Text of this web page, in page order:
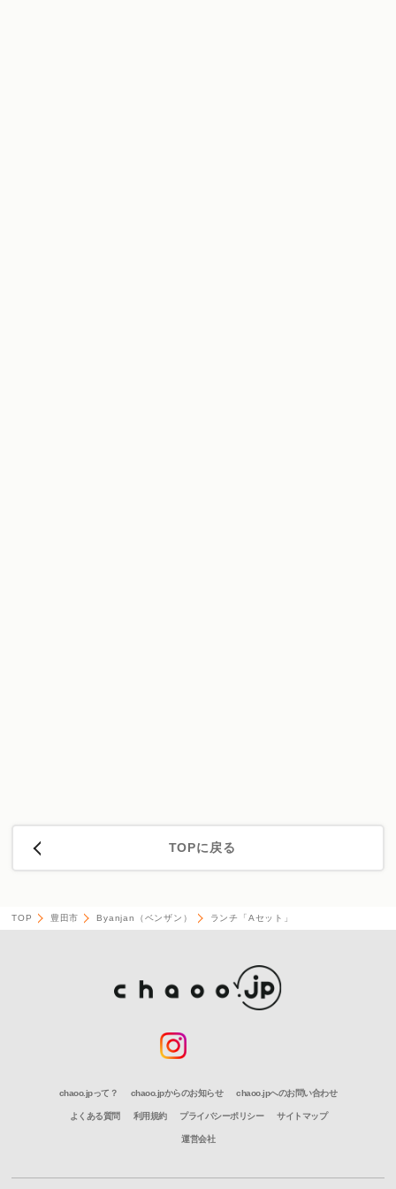
TOPに戻る
TOP 豊田市 Byanjan（ベンザン） ランチ「Aセット」
chaoo.jpって？ chaoo.jpからのお知らせ chaoo.jpへのお問い合わせ
よくある質問 利用規約 プライバシーポリシー サイトマップ
運営会社